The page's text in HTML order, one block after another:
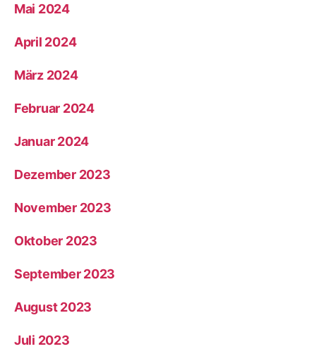
Mai 2024
April 2024
März 2024
Februar 2024
Januar 2024
Dezember 2023
November 2023
Oktober 2023
September 2023
August 2023
Juli 2023